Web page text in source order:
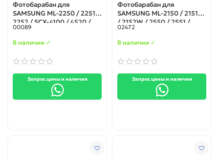
Фотобарабан для
SAMSUNG ML-2250 / 2251 /
2252 / SCX-4100 / 4520 /
4720 XEROX Phaser 3150 /
WorkCentre PE120i
00089
В наличии ✓
Запрос цены и наличия
Фотобарабан для
SAMSUNG ML-2150 / 2151N
/ 2152W / 2550 / 2551 /
2552 XEROX Phaser 3420 /
3425 / 3450 (Корея)
02472
В наличии ✓
Запрос цены и наличия